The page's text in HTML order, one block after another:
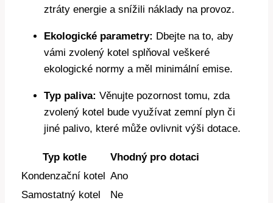
ztráty energie a snížili náklady na provoz.
Ekologické parametry: Dbejte na to, aby
vámi zvolený kotel splňoval veškeré
ekologické normy a měl minimální emise.
Typ paliva: Věnujte pozornost tomu, zda
zvolený kotel bude využívat zemní plyn či
jiné palivo, které může ovlivnit výši dotace.
Typ kotle
Vhodný pro dotaci
Kondenzační kotel Ano
Samostatný kotel
Ne